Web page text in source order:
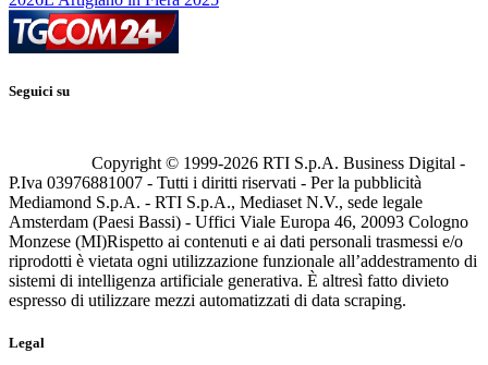
Seguici su
Copyright © 1999-2026 RTI S.p.A. Business Digital -
P.Iva 03976881007 - Tutti i diritti riservati - Per la pubblicità
Mediamond S.p.A. - RTI S.p.A., Mediaset N.V., sede legale
Amsterdam (Paesi Bassi) - Uffici Viale Europa 46, 20093 Cologno
Monzese (MI)Rispetto ai contenuti e ai dati personali trasmessi e/o
riprodotti è vietata ogni utilizzazione funzionale all’addestramento di
sistemi di intelligenza artificiale generativa. È altresì fatto divieto
espresso di utilizzare mezzi automatizzati di data scraping.
Legal